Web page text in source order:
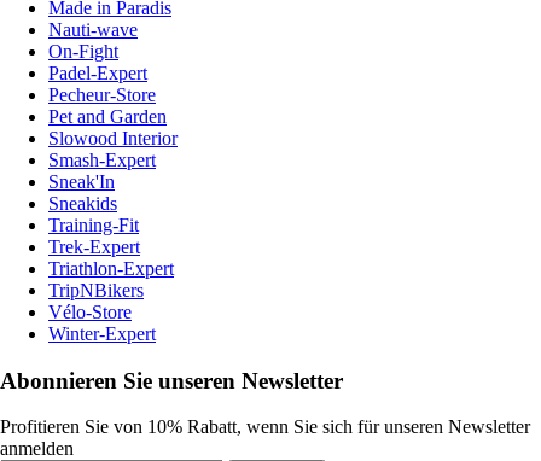
Made in Paradis
Nauti-wave
On-Fight
Padel-Expert
Pecheur-Store
Pet and Garden
Slowood Interior
Smash-Expert
Sneak'In
Sneakids
Training-Fit
Trek-Expert
Triathlon-Expert
TripNBikers
Vélo-Store
Winter-Expert
Abonnieren Sie unseren Newsletter
Profitieren Sie von 10% Rabatt, wenn Sie sich für unseren Newsletter
anmelden